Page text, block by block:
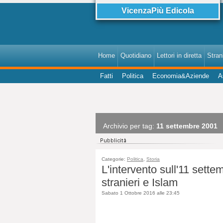
VicenzaPiù Edicola
Home Quotidiano Lettori in diretta
Fatti Politica Economia&Aziende
Archivio per tag: 11 settembre 2001
Categorie: Politica Storia
L'intervento sull'11
stranieri e Islam
Sabato 1 Ottobre 2016 alle 23:45